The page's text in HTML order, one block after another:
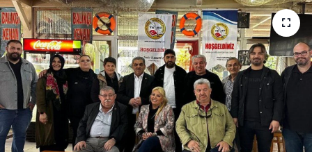
Teknoloji
Resmi İlanlar
Yaşam
Künye
Gizlilik Sözleşmesi
İletişim